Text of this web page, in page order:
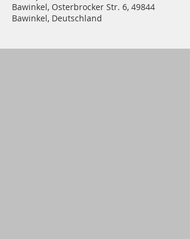
Bawinkel, Osterbrocker Str. 6, 49844
Bawinkel, Deutschland